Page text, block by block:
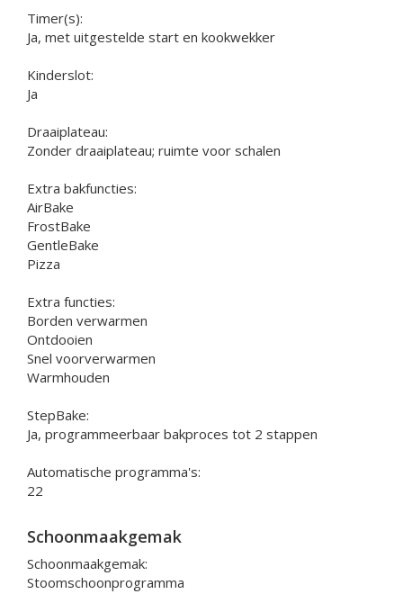
Timer(s):
Ja, met uitgestelde start en kookwekker
Kinderslot:
Ja
Draaiplateau:
Zonder draaiplateau; ruimte voor schalen
Extra bakfuncties:
AirBake
FrostBake
GentleBake
Pizza
Extra functies:
Borden verwarmen
Ontdooien
Snel voorverwarmen
Warmhouden
StepBake:
Ja, programmeerbaar bakproces tot 2 stappen
Automatische programma's:
22
Schoonmaakgemak
Schoonmaakgemak:
Stoomschoonprogramma